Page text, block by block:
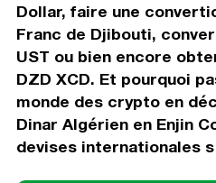
Dollar, faire une
Franc de Djibouti,
UST ou bien encore
DZD XCD. Et pourquoi
monde des crypto en
Dinar Algérien en Enjin
devises internationales